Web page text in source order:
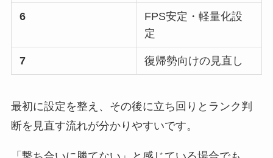
6
FPS安定・軽量化設
定
7 復帰勢向けの見直し
最初に設定を整え、その後に立ち回りとランク判
断を見直す流れが分かりやすいです。